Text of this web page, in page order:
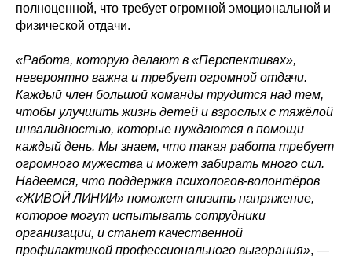
полноценной, что требует огромной эмоциональной и
физической отдачи.
«Работа, которую делают в «Перспективах»,
невероятно важна и требует огромной отдачи.
Каждый член большой команды трудится над тем,
чтобы улучшить жизнь детей и взрослых с тяжёлой
инвалидностью, которые нуждаются в помощи
каждый день. Мы знаем, что такая работа требует
огромного мужества и может забирать много сил.
Надеемся, что поддержка психологов-волонтёров
«ЖИВОЙ ЛИНИИ» поможет снизить напряжение,
которое могут испытывать сотрудники
организации, и станет качественной
профилактикой профессионального выгорания», —